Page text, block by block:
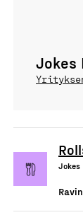
Jokes
Jokes